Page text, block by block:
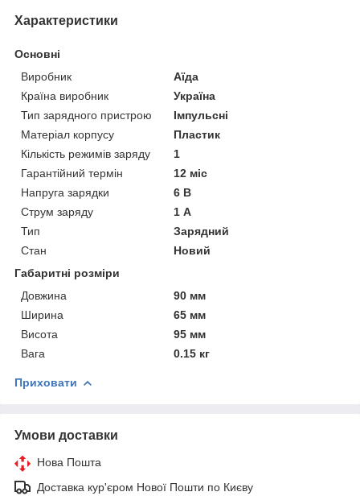
Характеристики
Основні
Виробник
Аїда
Країна виробник
Україна
Тип зарядного пристрою
Імпульсні
Матеріал корпусу
Пластик
Кількість режимів заряду
1
Гарантійний термін
12 міс
Напруга зарядки
6 В
Струм заряду
1 А
Тип
Зарядний
Стан
Новий
Габаритні розміри
Довжина
90 мм
Ширина
65 мм
Висота
95 мм
Вага
0.15 кг
Приховати
Умови доставки
Нова Пошта
Доставка кур'єром Нової Пошти по Києву